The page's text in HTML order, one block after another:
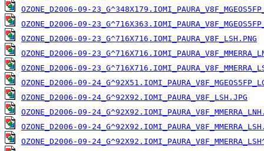
OZONE_D2006-09-
OZONE_D2006-09-
OZONE_D2006-09-23_G^716X716.IOMI_PAURA_V8F_LSH.PNG
OZONE_D2006-09-
OZONE_D2006-09-
OZONE_D2006-09-
OZONE_D2006-09-24_G^92X92.IOMI_PAURA_V8F_LSH.JPG
OZONE_D2006-09-
OZONE_D2006-09-
OZONE_D2006-09-